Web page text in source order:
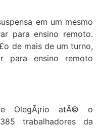
em um mesmo
para ensino remoto.
de mais de um turno,
para ensino remoto
OlegÃ¡rio atÃ© o
trabalhadores da